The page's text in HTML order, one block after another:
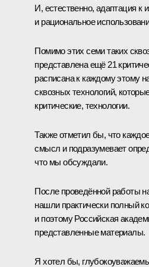
И, естественно, адаптация к
и рациональное
Помимо этих семи таких
представлена ещё 21
расписана к каждому этому
сквозных технологий,
критические, технологии.
Также отметил бы, что
смысл и подразумевает
что мы обсуждали.
После проведённой работы
нашли практически полный
и поэтому Российская
представленные материалы.
Я хотел бы,